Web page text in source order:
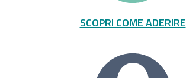
SCOPRI COME ADERIRE